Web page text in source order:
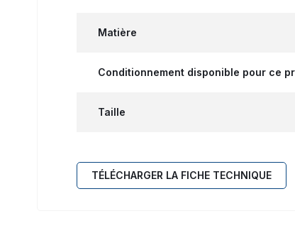
Matière
Conditionnement disponible pour ce
Taille
TÉLÉCHARGER LA FICHE TECHNIQUE